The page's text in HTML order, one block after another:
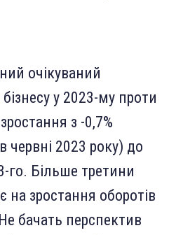
очікуваний
у 2023-му проти
з -0,7%
червні 2023 року) до
го. Більше третини
на зростання оборотів
бачать перспектив